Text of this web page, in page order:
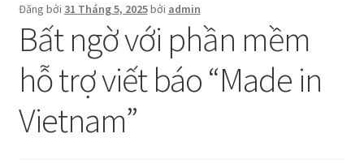
Hồ sơ năng lực
Liên hệ
Album
Đăng bởi 31 Tháng 5, 2025bởi admin
Bất ngờ với phần mềm
hỗ trợ viết báo “Made in
Vietnam”